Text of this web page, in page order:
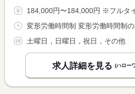
184,000円〜184,000円 ※フルタイム求人の場合は月額（換算額）、パー
土曜日，日曜日，祝日，その他
求人詳細を見る (ハロー